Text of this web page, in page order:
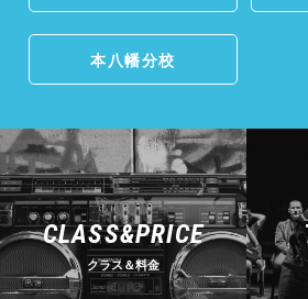
本八幡分校
CLASS&PRICE
クラス＆料金